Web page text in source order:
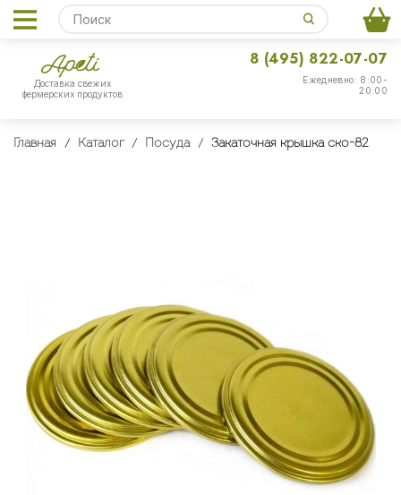
Доставка свежих
фермерских продуктов
Ежедневно: 8:00-
20:00
8 (495) 822-07-07
Главная Каталог Посуда Закаточная крышка ско-82